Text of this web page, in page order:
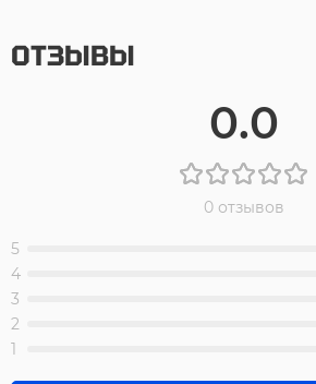
ОТЗЫВЫ
0.0
0 отзывов
5
4
3
2
1